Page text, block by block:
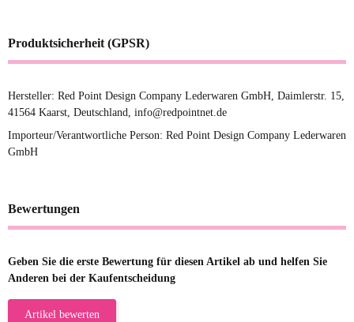
Produktsicherheit (GPSR)
Hersteller: Red Point Design Company Lederwaren GmbH, Daimlerstr. 15,
41564 Kaarst, Deutschland, info@redpointnet.de
Importeur/Verantwortliche Person: Red Point Design Company Lederwaren
GmbH
Bewertungen
Geben Sie die erste Bewertung für diesen Artikel ab und helfen Sie
Anderen bei der Kaufentscheidung
Artikel bewerten